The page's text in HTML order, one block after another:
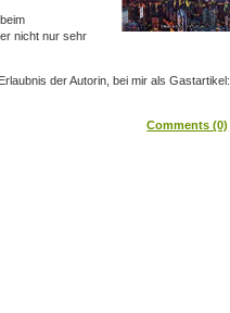
nicht nur sehr
der Autorin, bei mir als Gastartikel:
Comments (0)